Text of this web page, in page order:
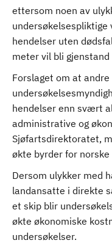
ettersom noen av
hendelser uten
meter vil bli
Forslaget om at
hendelser enn svært
administrative og
Sjøfartsdirektoratet,
økte byrder for norske
Dersom ulykker med
landansatte i direkte
et skip blir
økte økonomiske
undersøkelser.